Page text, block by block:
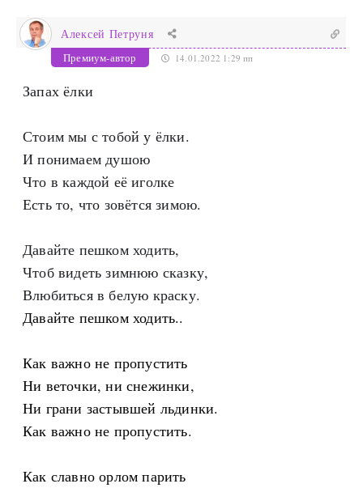
Алексей Петруня
Премиум-автор 14.01.2022 1:29 пп
Запах ёлки
Стоим мы с тобой у ёлки.
И понимаем душою
Что в каждой её иголке
Есть то, что зовётся зимою.
Давайте пешком ходить,
Чтоб видеть зимнюю сказку,
Влюбиться в белую краску.
Давайте пешком ходить..
Как важно не пропустить
Ни веточки, ни снежинки,
Ни грани застывшей льдинки.
Как важно не пропустить.
Как славно орлом парить